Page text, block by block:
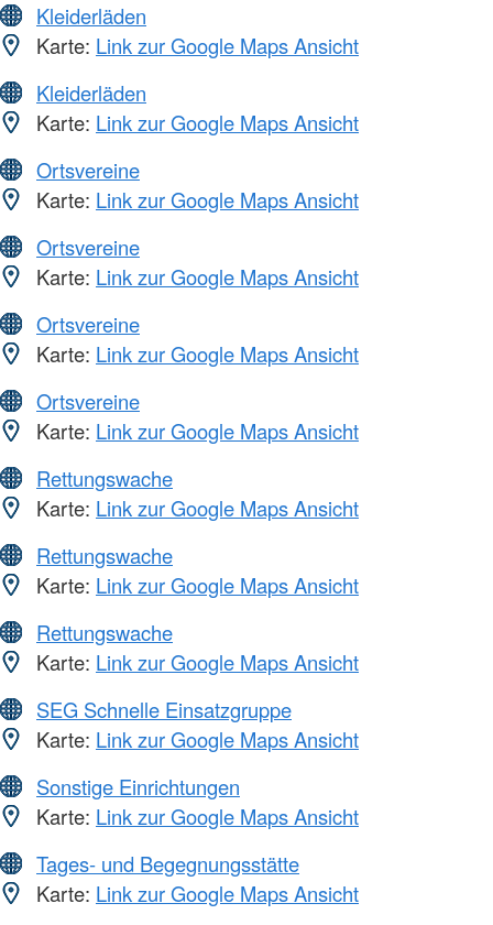
Kleiderläden
Karte: Link zur Google Maps Ansicht
Kleiderläden
Karte: Link zur Google Maps Ansicht
Ortsvereine
Karte: Link zur Google Maps Ansicht
Ortsvereine
Karte: Link zur Google Maps Ansicht
Ortsvereine
Karte: Link zur Google Maps Ansicht
Ortsvereine
Karte: Link zur Google Maps Ansicht
Rettungswache
Karte: Link zur Google Maps Ansicht
Rettungswache
Karte: Link zur Google Maps Ansicht
Rettungswache
Karte: Link zur Google Maps Ansicht
SEG Schnelle Einsatzgruppe
Karte: Link zur Google Maps Ansicht
Sonstige Einrichtungen
Karte: Link zur Google Maps Ansicht
Tages- und Begegnungsstätte
Karte: Link zur Google Maps Ansicht